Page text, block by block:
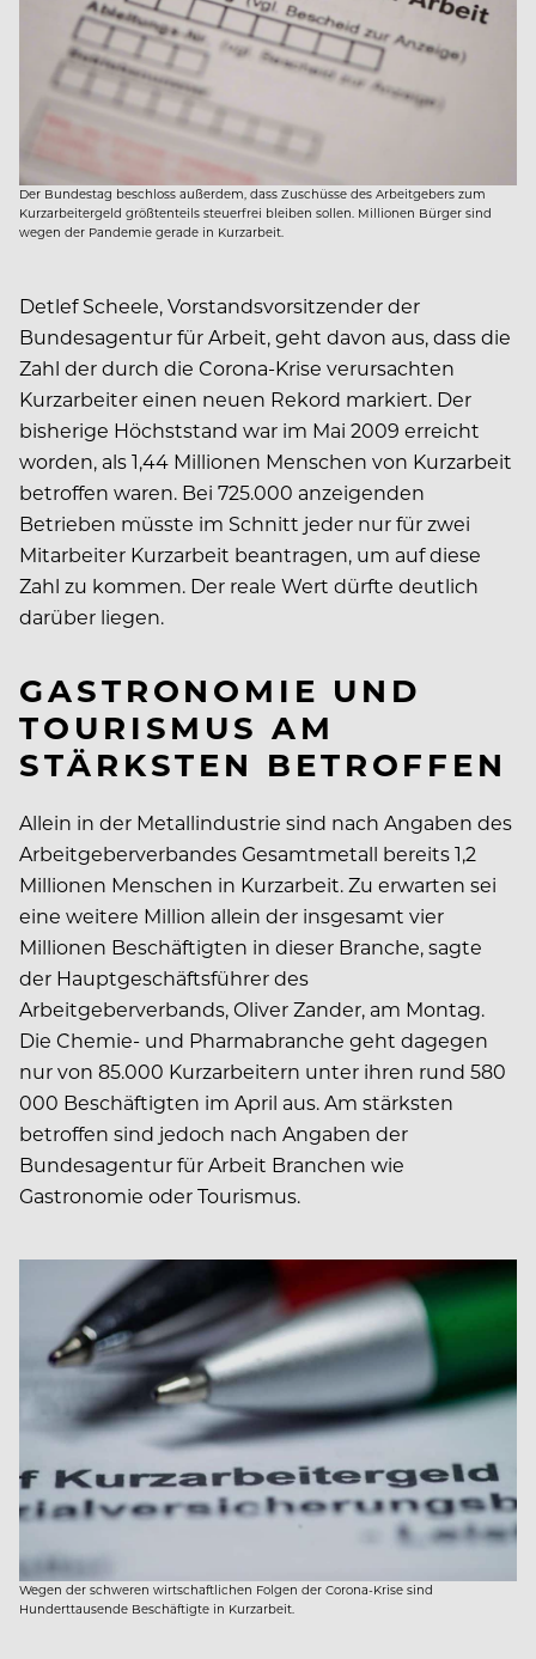
Der Bundestag beschloss außerdem, dass Zuschüsse des Arbeitgebers zum
Kurzarbeitergeld größtenteils steuerfrei bleiben sollen. Millionen Bürger sind
wegen der Pandemie gerade in Kurzarbeit.
Detlef Scheele, Vorstandsvorsitzender der
Bundesagentur für Arbeit, geht davon aus, dass die
Zahl der durch die Corona-Krise verursachten
Kurzarbeiter einen neuen Rekord markiert. Der
bisherige Höchststand war im Mai 2009 erreicht
worden, als 1,44 Millionen Menschen von Kurzarbeit
betroffen waren. Bei 725.000 anzeigenden
Betrieben müsste im Schnitt jeder nur für zwei
Mitarbeiter Kurzarbeit beantragen, um auf diese
Zahl zu kommen. Der reale Wert dürfte deutlich
darüber liegen.
GASTRONOMIE UND
TOURISMUS AM
STÄRKSTEN BETROFFEN
Allein in der Metallindustrie sind nach Angaben des
Arbeitgeberverbandes Gesamtmetall bereits 1,2
Millionen Menschen in Kurzarbeit. Zu erwarten sei
eine weitere Million allein der insgesamt vier
Millionen Beschäftigten in dieser Branche, sagte
der Hauptgeschäftsführer des
Arbeitgeberverbands, Oliver Zander, am Montag.
Die Chemie- und Pharmabranche geht dagegen
nur von 85.000 Kurzarbeitern unter ihren rund 580
000 Beschäftigten im April aus. Am stärksten
betroffen sind jedoch nach Angaben der
Bundesagentur für Arbeit Branchen wie
Gastronomie oder Tourismus.
Wegen der schweren wirtschaftlichen Folgen der Corona-Krise sind
Hunderttausende Beschäftigte in Kurzarbeit.